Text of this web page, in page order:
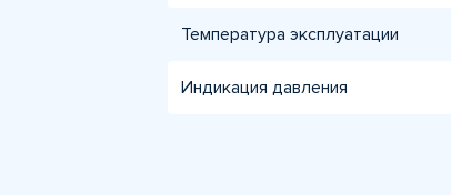
Температура эксплуатации
Индикация давления